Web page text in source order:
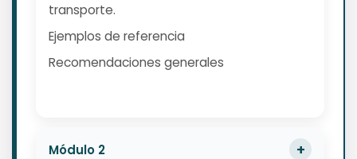
transporte.
Ejemplos de referencia
Recomendaciones generales
Módulo 2